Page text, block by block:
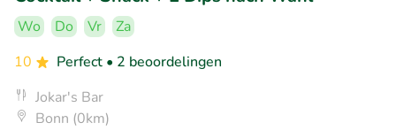
Wo Do Vr
Za
10
Perfect • 2 beoordelingen
Jokar's Bar
Bonn (0km)